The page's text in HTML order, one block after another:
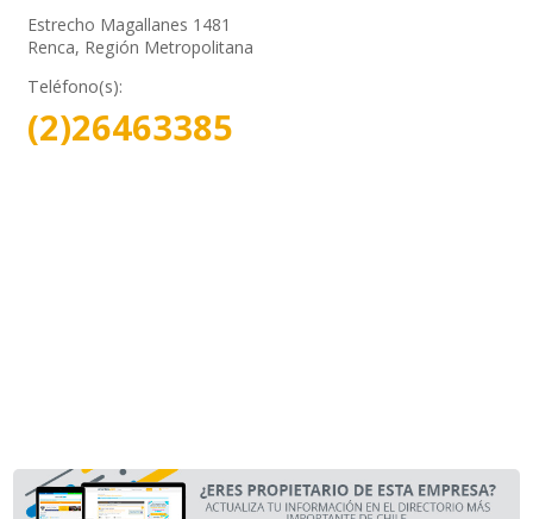
Estrecho Magallanes 1481
Renca, Región Metropolitana
Teléfono(s):
(2)26463385